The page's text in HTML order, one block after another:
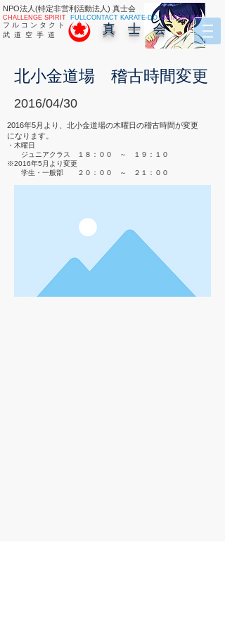
真 士 会
CHALLENGE SPIRIT FULLCONTACT KARATE-DO SHINSHI-KAI
フ ル コ ン タ ク ト
武 道 空 手 道
NPO法人(特定非営利活動法人) 真士会
北小金道場 稽古時間変更
2016/04/30
2016年5月より、北小金道場の木曜日の稽古時間が変更
になります。
・木曜日
ジュニアクラス １８：００ ～ １９：１０
※2016年5月より変更
学生・一般部 ２０：００ ～ ２１：００